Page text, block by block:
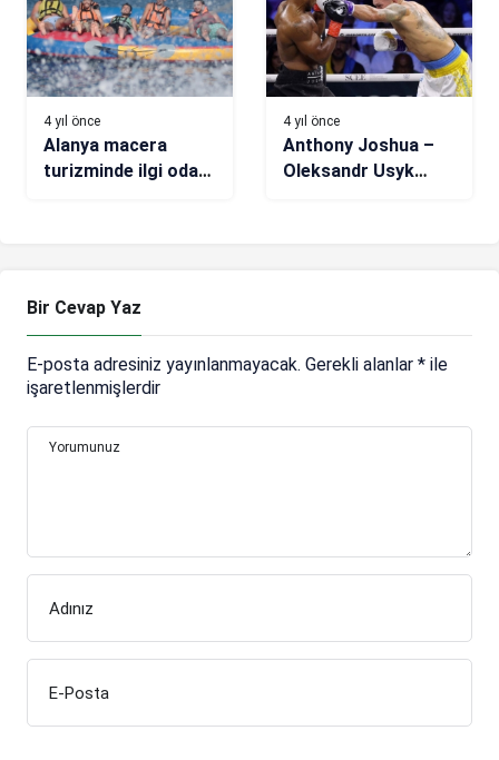
4 yıl önce
Alanya macera
turizminde ilgi odağı
4 yıl önce
Anthony Joshua –
Oleksandr Usyk
Bir Cevap Yaz
E-posta adresiniz yayınlanmayacak. Gerekli alanlar * ile
işaretlenmişlerdir
Yorumunuz
Adınız
E-Posta